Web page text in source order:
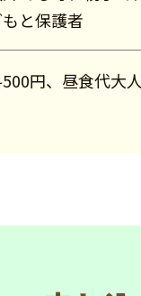
と保護者
円、昼食代大